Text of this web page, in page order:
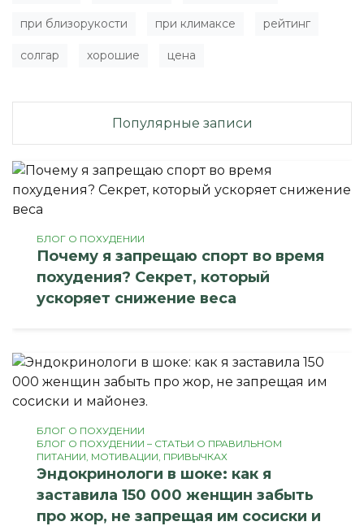
при близорукости при климаксе рейтинг
солгар хорошие цена
Популярные записи
БЛОГ О ПОХУДЕНИИ
Почему я запрещаю спорт во время
похудения? Секрет, который
ускоряет снижение веса
БЛОГ О ПОХУДЕНИИ
БЛОГ О ПОХУДЕНИИ – СТАТЬИ О ПРАВИЛЬНОМ
ПИТАНИИ, МОТИВАЦИИ, ПРИВЫЧКАХ
Эндокринологи в шоке: как я
заставила 150 000 женщин забыть
про жор, не запрещая им сосиски и